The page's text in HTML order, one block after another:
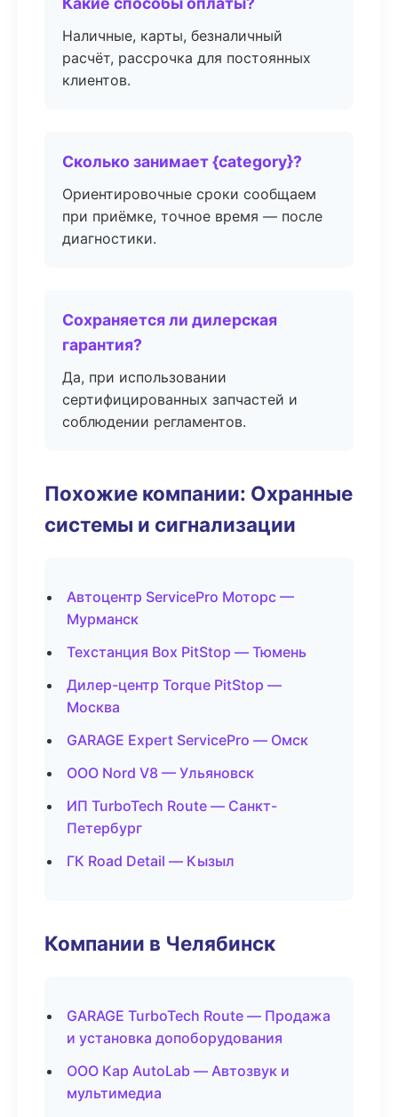
Наличные, карты, безналичный
расчёт, рассрочка для постоянных
клиентов.
Сколько занимает {category}?
Ориентировочные сроки сообщаем
при приёмке, точное время — после
диагностики.
Сохраняется ли дилерская
гарантия?
Да, при использовании
сертифицированных запчастей и
соблюдении регламентов.
Похожие компании: Охранные
системы и сигнализации
Автоцентр ServicePro Моторс —
Мурманск
Техстанция Box PitStop — Тюмень
Дилер-центр Torque PitStop —
Москва
GARAGE Expert ServicePro — Омск
ООО Nord V8 — Ульяновск
ИП TurboTech Route — Санкт-
Петербург
ГК Road Detail — Кызыл
Компании в Челябинск
GARAGE TurboTech Route — Продажа
и установка допоборудования
ООО Кар AutoLab — Автозвук и
мультимедиа